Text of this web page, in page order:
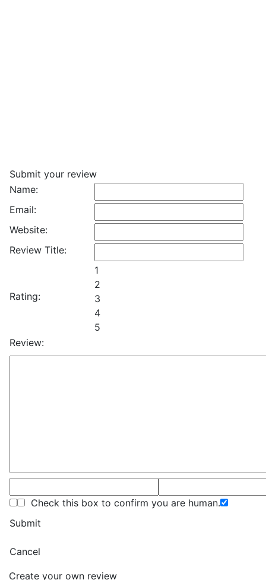
Submit your review
Name:
Email:
Website:
Review Title:
Rating:
1
2
3
4
5
Review:
Check this box to confirm you are human.
Submit
Cancel
Create your own review